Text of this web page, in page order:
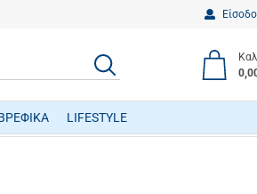
ΑΝΑΖΗΤΗΣΗ
LIFESTYLE